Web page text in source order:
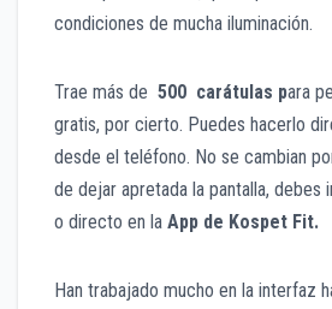
condiciones de mucha iluminación.
Trae más de 500 carátulas para
gratis, por cierto. Puedes hacerlo
desde el teléfono. No se cambian
de dejar apretada la pantalla, debes
o directo en la App de Kospet Fit.
Han trabajado mucho en la interfaz